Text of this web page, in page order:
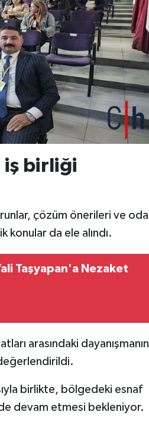
iş birliği
çözüm önerileri ve oda
konular da ele alındı.
Taşyapan'a Nezaket
arasındaki dayanışmanın
birlikte, bölgedeki esnaf
devam etmesi bekleniyor.